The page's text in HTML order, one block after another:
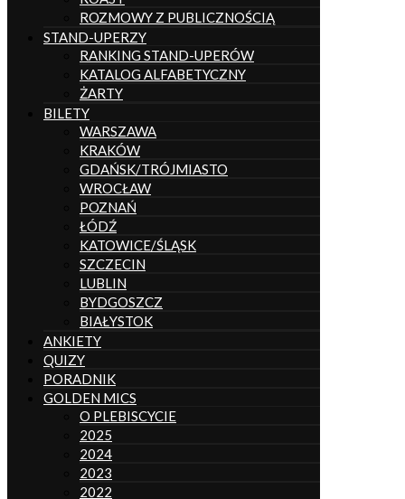
ROZMOWY Z PUBLICZNOŚCIĄ
STAND-UPERZY
RANKING STAND-UPERÓW
KATALOG ALFABETYCZNY
ŻARTY
BILETY
WARSZAWA
KRAKÓW
GDAŃSK/TRÓJMIASTO
WROCŁAW
POZNAŃ
ŁÓDŹ
KATOWICE/ŚLĄSK
SZCZECIN
LUBLIN
BYDGOSZCZ
BIAŁYSTOK
ANKIETY
QUIZY
PORADNIK
GOLDEN MICS
O PLEBISCYCIE
2025
2024
2023
2022